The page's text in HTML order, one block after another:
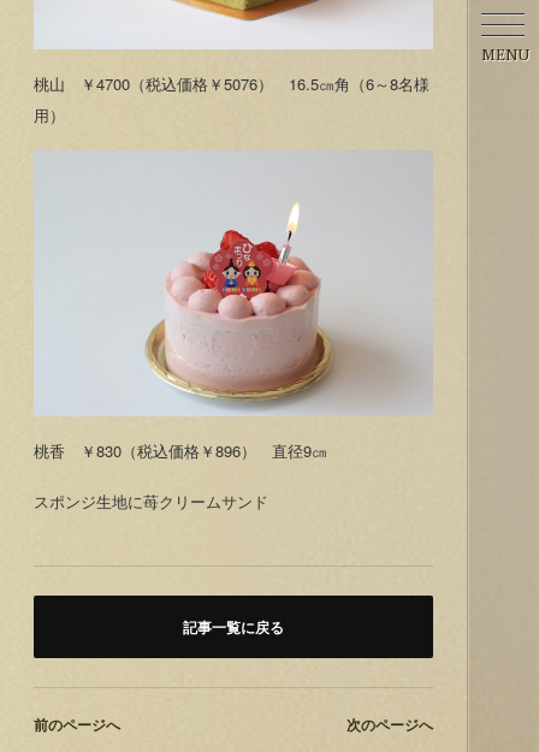
桃山 ￥4700（税込価格￥5076） 16.5㎝角（6～8名様
用）
桃香 ￥830（税込価格￥896） 直径9㎝
スポンジ生地に苺クリームサンド
記事一覧に戻る
前のページへ 次のページへ
MENU